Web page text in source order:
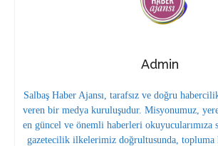
Admin
Salbaş Haber Ajansı, tarafsız ve doğru
veren bir medya kuruluşudur. Misyonumuz,
en güncel ve önemli haberleri okuyucularımıza
gazetecilik ilkelerimiz doğrultusunda, topluma